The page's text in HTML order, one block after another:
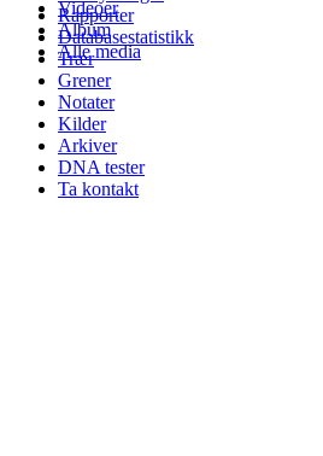
Videoer
Album
Alle media
Rapporter
Databasestatistikk
Trær
Grener
Notater
Kilder
Arkiver
DNA tester
Ta kontakt